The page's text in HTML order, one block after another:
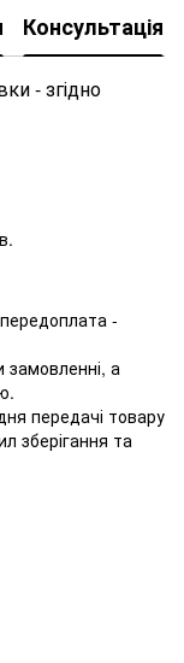
Консультація
- згідно
-
а
передачі товару
зберігання та